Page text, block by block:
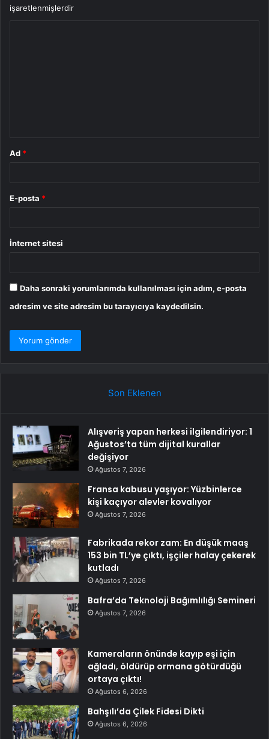
işaretlenmişlerdir
Ad *
E-posta *
İnternet sitesi
Daha sonraki yorumlarımda kullanılması için adım, e-posta
adresim ve site adresim bu tarayıcıya kaydedilsin.
Son Eklenen
Alışveriş yapan herkesi ilgilendiriyor: 1
Ağustos’ta tüm dijital kurallar
değişiyor
Ağustos 7, 2026
Fransa kabusu yaşıyor: Yüzbinlerce
kişi kaçıyor alevler kovalıyor
Ağustos 7, 2026
Fabrikada rekor zam: En düşük maaş
153 bin TL’ye çıktı, işçiler halay çekerek
kutladı
Ağustos 7, 2026
Bafra’da Teknoloji Bağımlılığı Semineri
Ağustos 7, 2026
Kameraların önünde kayıp eşi için
ağladı, öldürüp ormana götürdüğü
ortaya çıktı!
Ağustos 6, 2026
Bahşılı’da Çilek Fidesi Dikti
Ağustos 6, 2026